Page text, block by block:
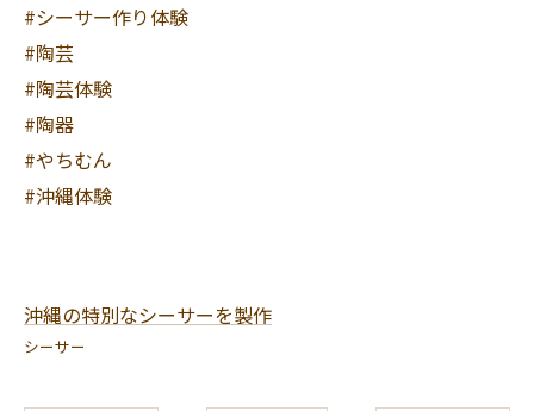
#シーサー作り体験
#陶芸
#陶芸体験
#陶器
#やちむん
#沖縄体験
沖縄の特別なシーサーを製作
シーサー